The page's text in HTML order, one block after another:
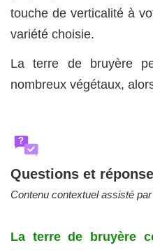
touche de verticalité à
variété choisie.
La terre de bruyère
nombreux végétaux,
?
Questions et
Contenu contextuel assisté
La terre de bruyère